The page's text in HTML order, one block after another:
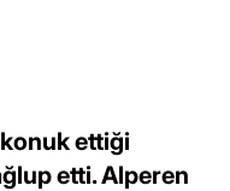
ettiği
etti. Alperen